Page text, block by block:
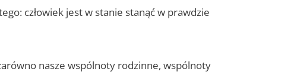
człowiek jest w stanie stanąć w prawdzie
nasze wspólnoty rodzinne, wspólnoty